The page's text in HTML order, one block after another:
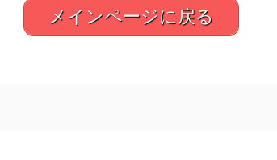
メインページに戻る